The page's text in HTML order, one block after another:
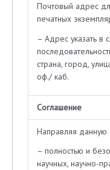
Почтовый адрес
печатных
– Адрес указать в
страна, город,
оф./ каб.
Соглашение
Направляя данную
– полностью и
научных, научно-